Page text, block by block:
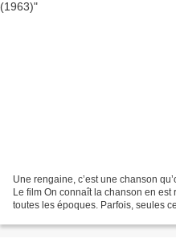
Une rengaine, c’est une chanson
Le film On connaît la chanson en
toutes les époques. Parfois, seules